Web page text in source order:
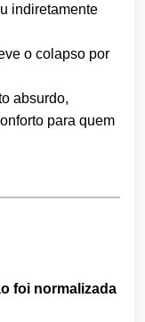
indiretamente
o colapso por
absurdo,
para quem
foi normalizada